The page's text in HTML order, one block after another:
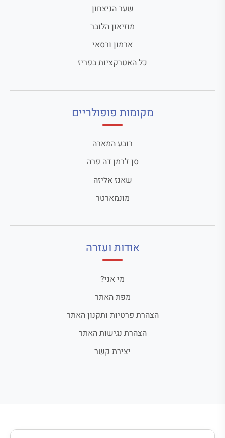
שער הניצחון
מוזיאון הלובר
ארמון ורסאי
כל האטרקציות בפריז
מקומות פופולריים
רובע המארה
סן ז'רמן דה פרה
שאנז אליזה
מונמארטר
אודות ועזרה
מי אני?
מפת האתר
הצהרת פרטיות ותקנון האתר
הצהרת נגישות האתר
יצירת קשר